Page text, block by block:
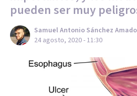
pueden ser muy
Samuel Antonio Sánchez
24 agosto, 2020 - 11:30